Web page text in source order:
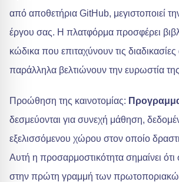
από αποθετήρια GitHub, μεγιστοποιεί
έργου σας. Η πλατφόρμα προσφέρει
κώδικα που επιταχύνουν τις
παράλληλα βελτιώνουν την ευρωστία
Προώθηση της καινοτομίας:
δεσμεύονται για συνεχή μάθηση,
εξελισσόμενου χώρου στον οποίο
Αυτή η προσαρμοστικότητα σημαίνει ότι
στην πρώτη γραμμή των